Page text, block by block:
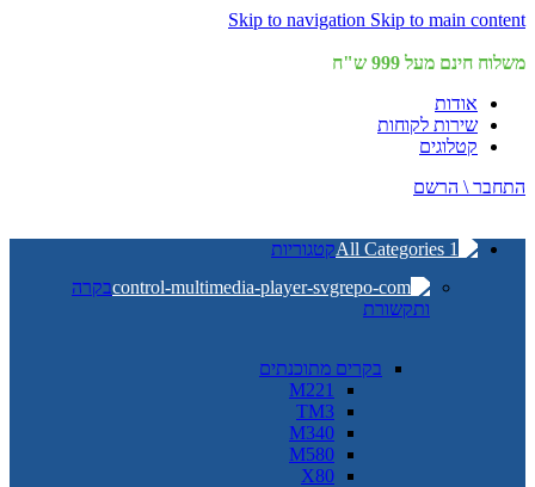
Skip to navigation Skip to main content
משלוח חינם מעל 999 ש"ח
אודות
שירות לקוחות
קטלוגים
התחבר \ הרשם
קטגוריות
בקרה
ותקשורת
בקרים מתוכנתים
M221
TM3
M340
M580
X80